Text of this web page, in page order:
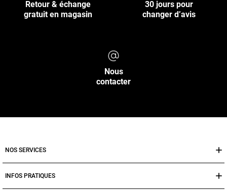
Retour & échange
gratuit en magasin
30 jours pour
changer d’avis
Nous
contacter
NOS SERVICES
INFOS PRATIQUES